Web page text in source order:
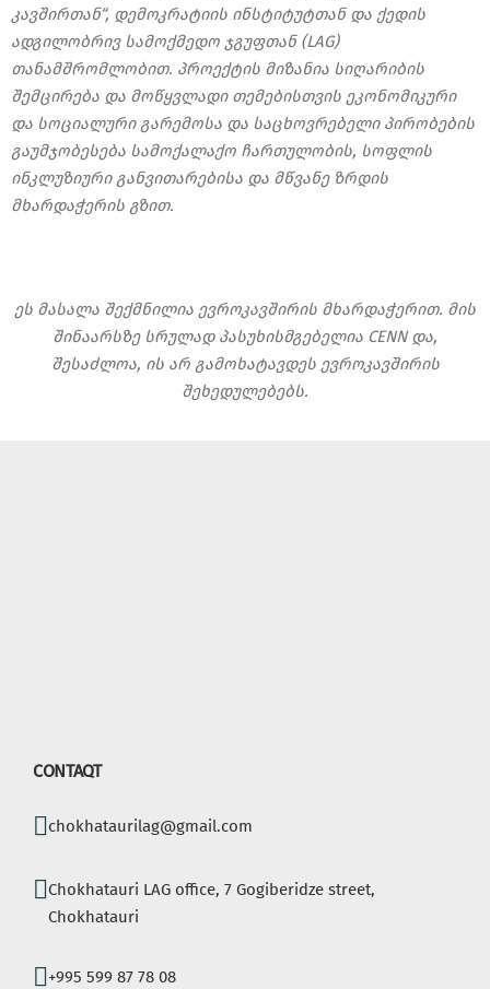
კავშირთან“, დემოკრატიის ინსტიტუტთან და ქედის
ადგილობრივ სამოქმედო ჯგუფთან (LAG)
თანამშრომლობით. პროექტის მიზანია სიღარიბის
შემცირება და მოწყვლადი თემებისთვის ეკონომიკური
და სოციალური გარემოსა და საცხოვრებელი პირობების
გაუმჯობესება სამოქალაქო ჩართულობის, სოფლის
ინკლუზიური განვითარებისა და მწვანე ზრდის
მხარდაჭერის გზით.
ეს მასალა შექმნილია ევროკავშირის მხარდაჭერით. მის
შინაარსზე სრულად პასუხისმგებელია CENN და,
შესაძლოა, ის არ გამოხატავდეს ევროკავშირის
შეხედულებებს.
CONTAQT
chokhataurilag@gmail.com
Chokhatauri LAG office, 7 Gogiberidze street,
Chokhatauri
+995 599 87 78 08